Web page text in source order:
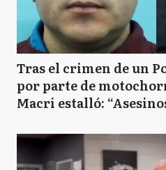
Tras el crimen de un
por parte de
Macri estalló: